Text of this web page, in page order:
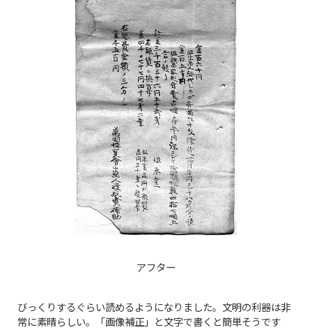
アフター
びっくりするぐらい読めるようになりました。文明の利器は非
常に素晴らしい。「画像補正」と文字で書くと簡単そうです